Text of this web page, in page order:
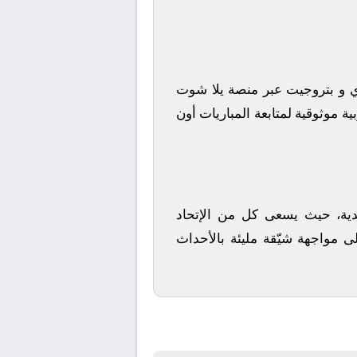
و بتروجيت عبر منصة يلا شوت
موثوقية لمتابعة المباريات أون
حيث يسعى كل من الإتحاد
مواجهة شيّقة مليئة بالأحداث